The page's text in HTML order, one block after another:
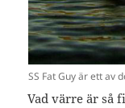
SS Fat Guy är ett av
Vad värre är så